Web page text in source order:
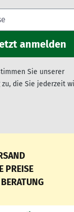
Sie unserer
zu, die Sie jederzeit
PREISE